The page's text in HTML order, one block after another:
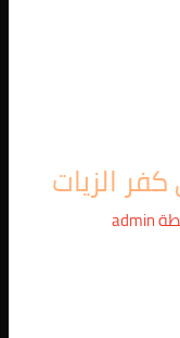
الزيات
admin